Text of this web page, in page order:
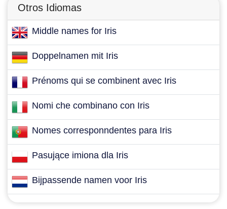
Otros Idiomas
Middle names for Iris
Doppelnamen mit Iris
Prénoms qui se combinent avec Iris
Nomi che combinano con Iris
Nomes corresponndentes para Iris
Pasujące imiona dla Iris
Bijpassende namen voor Iris